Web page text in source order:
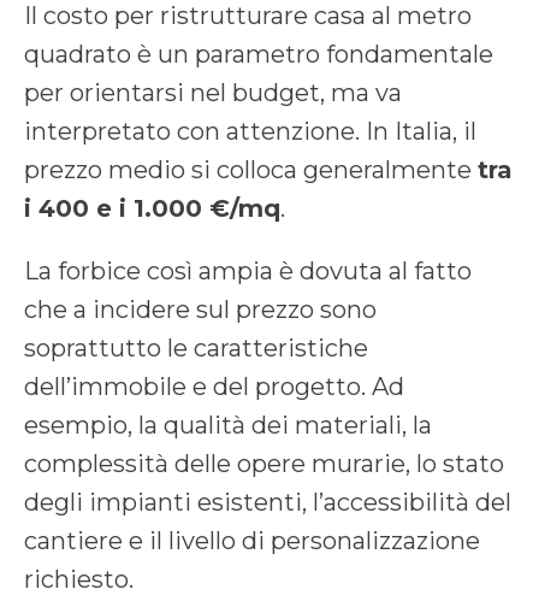
Il costo per ristrutturare casa al metro
quadrato è un parametro fondamentale
per orientarsi nel budget, ma va
interpretato con attenzione. In Italia, il
prezzo medio si colloca generalmente tra
i 400 e i 1.000 €/mq.
La forbice così ampia è dovuta al fatto
che a incidere sul prezzo sono
soprattutto le caratteristiche
dell’immobile e del progetto. Ad
esempio, la qualità dei materiali, la
complessità delle opere murarie, lo stato
degli impianti esistenti, l’accessibilità del
cantiere e il livello di personalizzazione
richiesto.